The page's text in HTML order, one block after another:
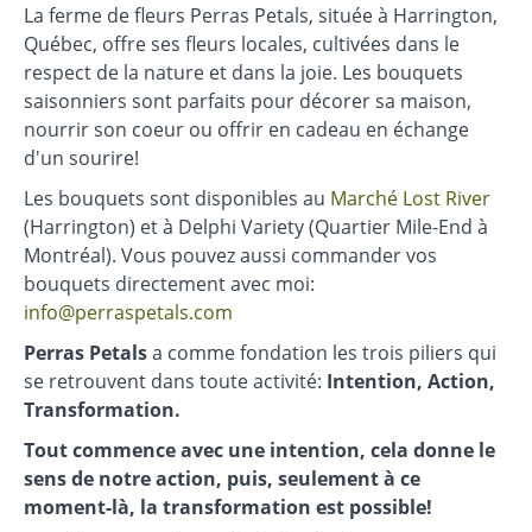
La ferme de fleurs Perras Petals, située à Harrington,
Québec, offre ses fleurs locales, cultivées dans le
respect de la nature et dans la joie. Les bouquets
saisonniers sont parfaits pour décorer sa maison,
nourrir son coeur ou offrir en cadeau en échange
d'un sourire!
Les bouquets sont disponibles au Marché Lost River
(Harrington) et à Delphi Variety (Quartier Mile-End à
Montréal). Vous pouvez aussi commander vos
bouquets directement avec moi:
info@perraspetals.com
Perras Petalsa comme fondation les trois piliers qui
se retrouvent dans toute activité: Intention, Action,
Transformation.
Tout commence avec une intention, cela donne le
sens de notre action, puis, seulement à ce
moment-là, la transformation est possible!